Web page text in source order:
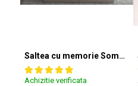
Saltea cu memorie SomnART XXL Memory Plus 160x190, înălțime 25cm, pentru persoane supraponderale, husă Aloe Vera detașabilă, rulată, fermitate mare
Achizitie verificata